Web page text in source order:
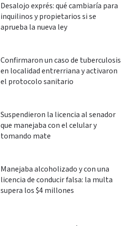
Desalojo exprés: qué cambiaría para
inquilinos y propietarios si se
aprueba la nueva ley
Confirmaron un caso de tuberculosis
en localidad entrerriana y activaron
el protocolo sanitario
Suspendieron la licencia al senador
que manejaba con el celular y
tomando mate
Manejaba alcoholizado y con una
licencia de conducir falsa: la multa
supera los $4 millones